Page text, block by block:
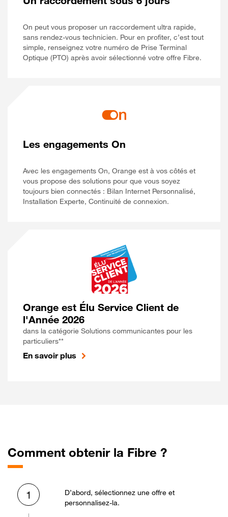
On peut vous proposer un raccordement ultra rapide,
sans rendez-vous technicien. Pour en profiter, c’est tout
simple, renseignez votre numéro de Prise Terminal
Optique (PTO) après avoir sélectionné votre offre Fibre.
Les engagements On
Avec les engagements On, Orange est à vos côtés et
vous propose des solutions pour que vous soyez
toujours bien connectés : Bilan Internet Personnalisé,
Installation Experte, Continuité de connexion.
Orange est Élu Service Client de
l'Année 2026
dans la catégorie Solutions communicantes pour les
particuliers**
En savoir plus
Comment obtenir la Fibre ?
1
D’abord, sélectionnez une offre et
personnalisez-la.